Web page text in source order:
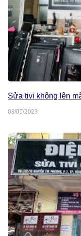
Sửa tivi không lên
03/05/2023